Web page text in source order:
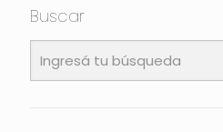
Buscar